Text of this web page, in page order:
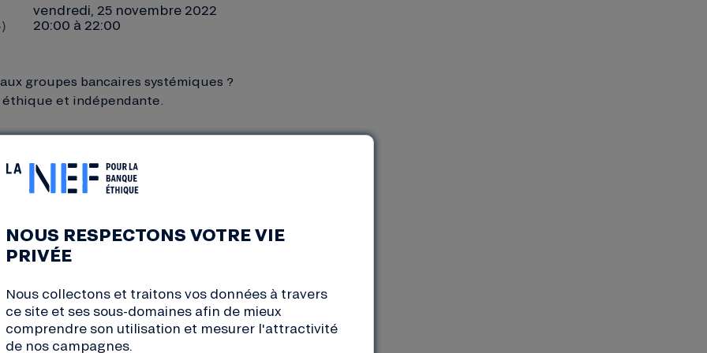
vendredi, 25 novembre 2022
20:00 à 22:00
groupes bancaires systémiques ?
éthique et indépendante.
Vie associative :
Aubry 94120 Fontenay-sous-Bois
sous-Bois ou RER A+E / Val-de-Fontenay
à 4 roues) possible dans l’enceinte du lieu.
NOUS RESPECTONS VOTRE VIE
PRIVÉE
Nous collectons et traitons vos données à travers
ce site et ses sous-domaines afin de mieux
comprendre son utilisation et mesurer l'attractivité
de nos campagnes.